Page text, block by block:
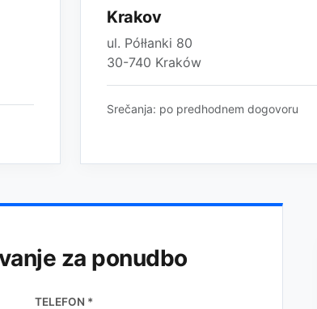
Krakov
ul. Półłanki 80
30-740 Kraków
Srečanja: po predhodnem dogovoru
za ponudbo
TELEFON *